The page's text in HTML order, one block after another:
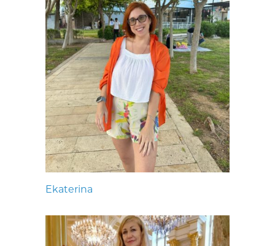
Ekaterina